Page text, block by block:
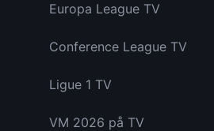
Europa League TV
Conference League TV
Ligue 1 TV
VM 2026 på TV